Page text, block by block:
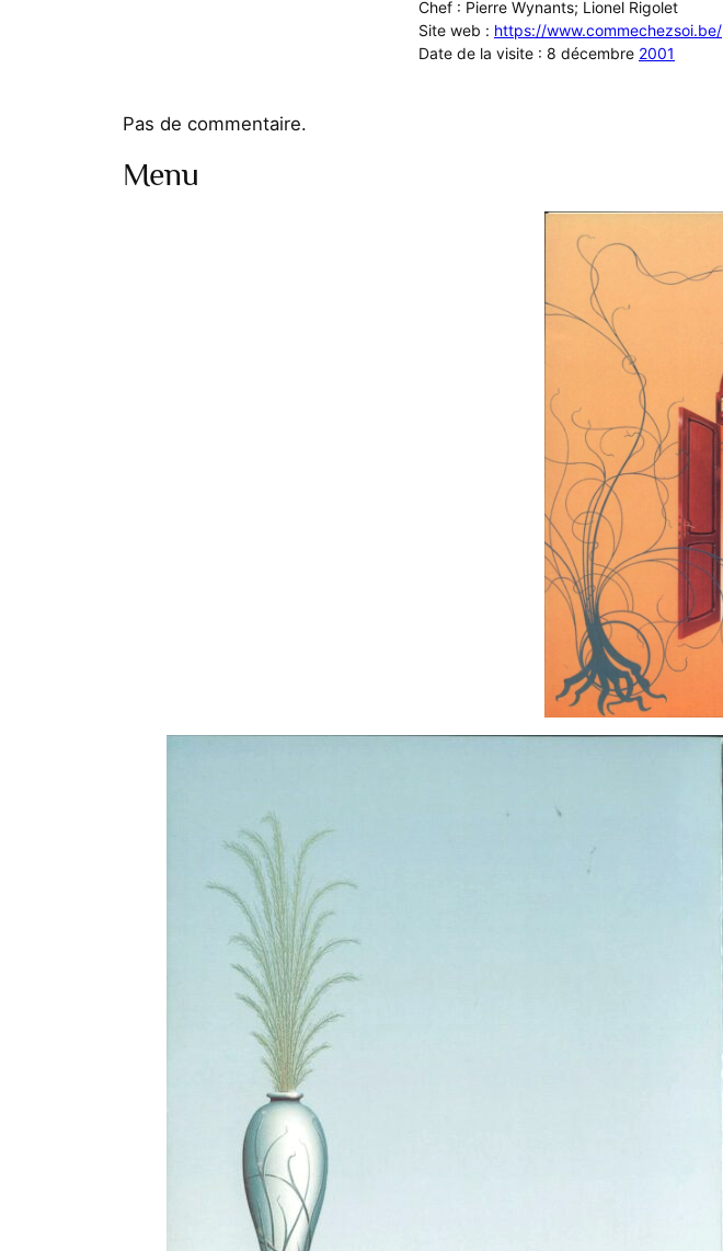
Chef : Pierre Wynants; Lionel Rigolet
Site web : https://www.commechezsoi.be/
Date de la visite : 8 décembre 2001
Pas de commentaire.
Menu